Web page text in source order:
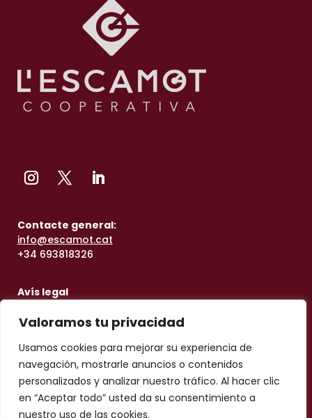
Valoramos tu privacidad
Usamos cookies para mejorar su experiencia de
navegación, mostrarle anuncios o contenidos
personalizados y analizar nuestro tráfico. Al hacer clic
en “Aceptar todo” usted da su consentimiento a
nuestro uso de las cookies.
Contacte general:
info@escamot.cat
+34 693818326
Avís legal
taller@escamot.cat
613250460